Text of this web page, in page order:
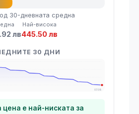
30-дневната средна
лв
Най-висока
445.50 лв
30 ДНИ
07.08
цена е най-ниската за